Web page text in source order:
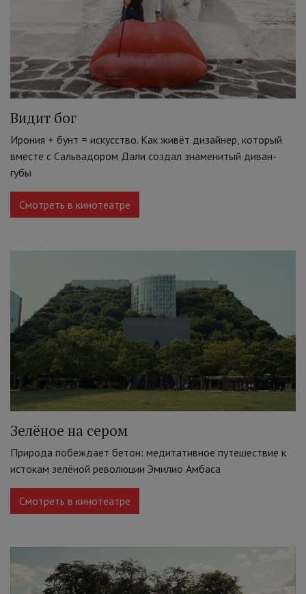
Видит бог
Ирония + бунт = искусство. Как живёт дизайнер, который
вместе с Сальвадором Дали создал знаменитый диван-
губы
Смотреть в кинотеатре
Зелёное на сером
Природа побеждает бетон: медитативное путешествие к
истокам зелёной революции Эмилио Амбаса
Смотреть в кинотеатре